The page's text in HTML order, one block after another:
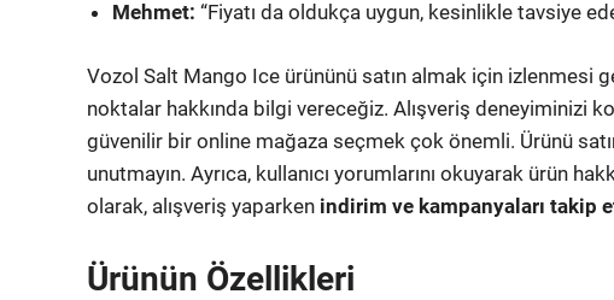
Mehmet: “Fiyatı da oldukça uygun, kesinlikle tavsiye
Vozol Salt Mango Ice ürününü satın almak için izlenmesi
noktalar hakkında bilgi vereceğiz. Alışveriş deneyiminizi
güvenilir bir online mağaza seçmek çok önemli. Ürünü
unutmayın. Ayrıca, kullanıcı yorumlarını okuyarak ürün
olarak, alışveriş yaparken indirim ve kampanyaları takip
Ürünün Özellikleri